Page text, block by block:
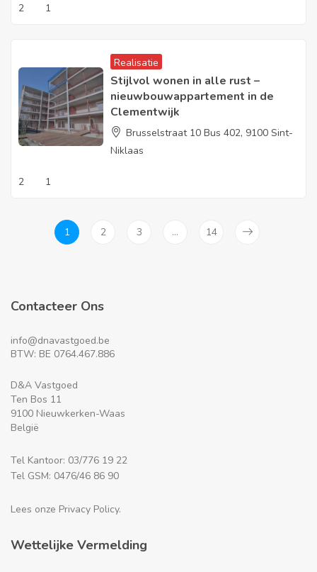
2 1
Realisatie
Stijlvol wonen in alle rust –
nieuwbouwappartement in de
Clementwijk
Brusselstraat 10 Bus 402, 9100 Sint-
Niklaas
2 1
1 2 3 … 14
Contacteer Ons
info@dnavastgoed.be
BTW: BE 0764.467.886
D&A Vastgoed
Ten Bos 11
9100 Nieuwkerken-Waas
België
Tel Kantoor: 03/776 19 22
Tel GSM: 0476/46 86 90
Lees onze Privacy Policy.
Wettelijke Vermelding